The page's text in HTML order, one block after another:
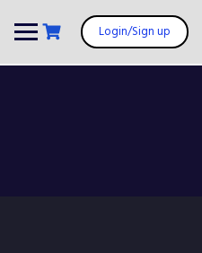
Login/Sign up